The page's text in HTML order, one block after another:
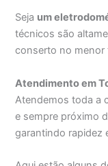
Seja um
técnicos são
conserto no menor
Atendimento em
Atendemos toda a
e sempre próximo
garantindo rapidez